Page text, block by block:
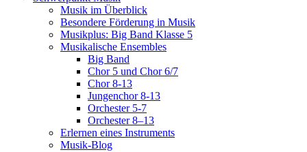
Musik im Überblick
Besondere Förderung in Musik
Musikplus: Big Band Klasse 5
Musikalische Ensembles
Big Band
Chor 5 und Chor 6/7
Chor 8-13
Jungenchor 8-13
Orchester 5-7
Orchester 8–13
Erlernen eines Instruments
Musik-Blog